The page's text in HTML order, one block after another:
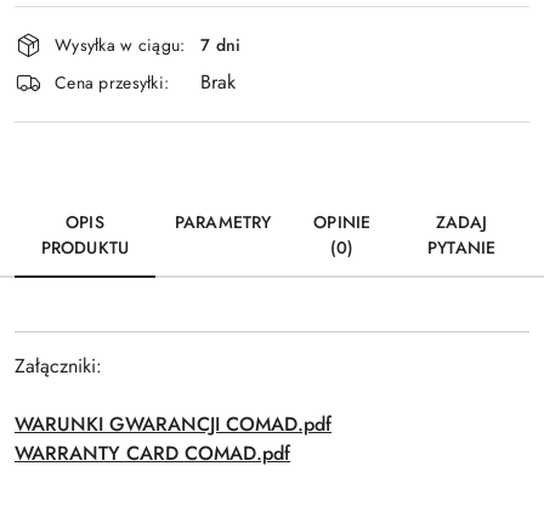
Dostępność
i
dostawa
Wysyłka w ciągu:
7 dni
Cena przesyłki:
Brak
OPIS
PRODUKTU
PARAMETRY
OPINIE
(0)
ZADAJ
PYTANIE
Załączniki:
WARUNKI GWARANCJI COMAD.pdf
WARRANTY CARD COMAD.pdf